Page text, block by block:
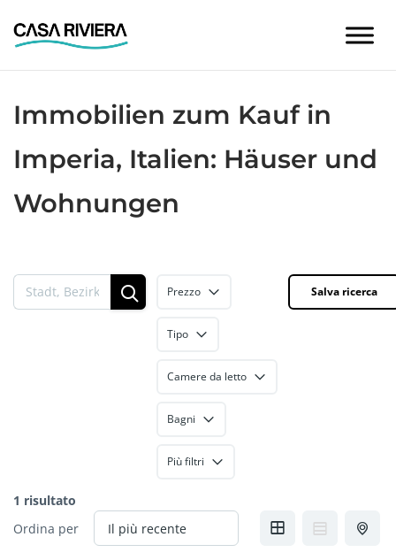
Immobilien zum Kauf in
Imperia, Italien: Häuser und
Wohnungen
Salva ricerca
Prezzo
Tipo
Camere da letto
Bagni
Più filtri
1 risultato
Ordina per